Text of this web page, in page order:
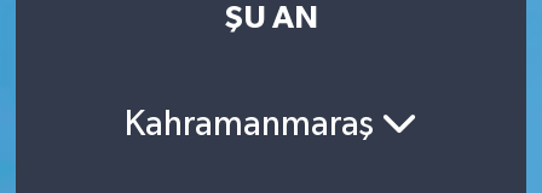
ŞU AN
Kahramanmaraş
Resmi İlanlar
Haber Arşivi